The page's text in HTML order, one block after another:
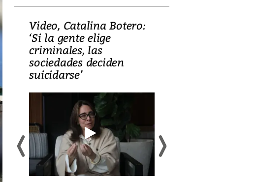
Video, Catalina Botero:
‘Si la gente elige
criminales, las
sociedades deciden
suicidarse’